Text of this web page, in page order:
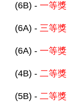
(6B) - 一等獎
(6A) - 三等獎
(6A) - 一等獎
(4B) - 二等獎
(5B) - 二等獎